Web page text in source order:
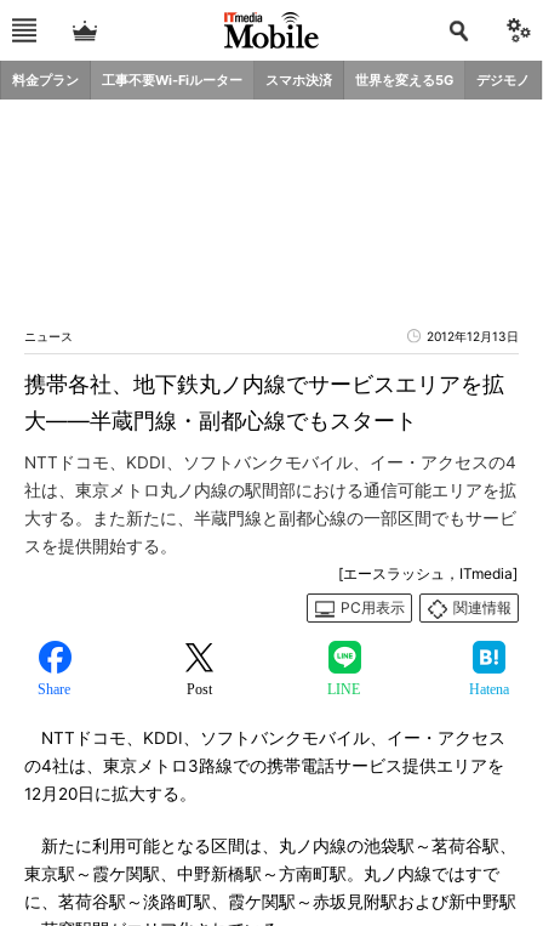
料金プラン 工事不要Wi-Fiルーター スマホ決済 世界を変える5G デジモノ
ニュース 2012年12月13日
携帯各社、地下鉄丸ノ内線でサービスエリアを拡
大――半蔵門線・副都心線でもスタート
NTTドコモ、KDDI、ソフトバンクモバイル、イー・アクセスの4
社は、東京メトロ丸ノ内線の駅間部における通信可能エリアを拡
大する。また新たに、半蔵門線と副都心線の一部区間でもサービ
スを提供開始する。
[エースラッシュ，ITmedia]
PC用表示
関連情報
Share Post LINE Hatena
NTTドコモ、KDDI、ソフトバンクモバイル、イー・アクセス
の4社は、東京メトロ3路線での携帯電話サービス提供エリアを
12月20日に拡大する。
新たに利用可能となる区間は、丸ノ内線の池袋駅～茗荷谷駅、
東京駅～霞ケ関駅、中野新橋駅～方南町駅。丸ノ内線ではすで
に、茗荷谷駅～淡路町駅、霞ケ関駅～赤坂見附駅および新中野駅